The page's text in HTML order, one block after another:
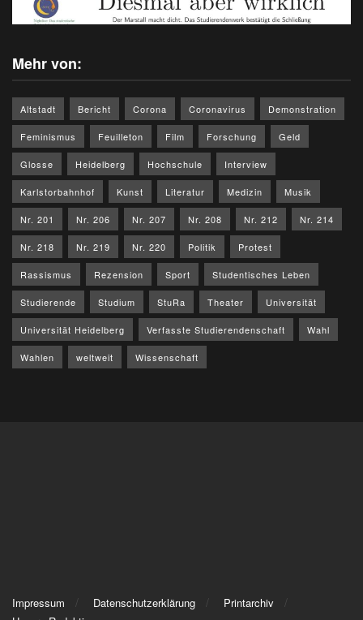
Mehr von:
Altstadt Bericht Corona Coronavirus Demonstration
Feminismus Feuilleton Film Forschung Geld
Glosse Heidelberg Hochschule Interview
Karlstorbahnhof Kunst Literatur Medizin Musik
Nr. 201 Nr. 206 Nr. 207 Nr. 208 Nr. 212 Nr. 214
Nr. 218 Nr. 219 Nr. 220 Politik Protest
Rassismus Rezension Sport Studentisches Leben
Studierende Studium StuRa Theater Universität
Universität Heidelberg Verfasste Studierendenschaft Wahl
Wahlen weltweit Wissenschaft
Impressum Datenschutzerklärung
Printarchiv